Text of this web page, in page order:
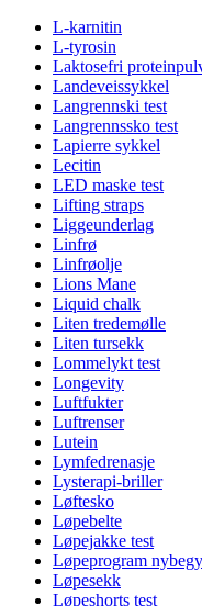
L-karnitin
L-tyrosin
Laktosefri
Landeveissykkel
Langrennski test
Langrennssko test
Lapierre sykkel
Lecitin
LED maske test
Lifting straps
Liggeunderlag
Linfrø
Linfrøolje
Lions Mane
Liquid chalk
Liten tredemølle
Liten tursekk
Lommelykt test
Longevity
Luftfukter
Luftrenser
Lutein
Lymfedrenasje
Lysterapi-briller
Løftesko
Løpebelte
Løpejakke test
Løpeprogram
Løpesekk
Løpeshorts test